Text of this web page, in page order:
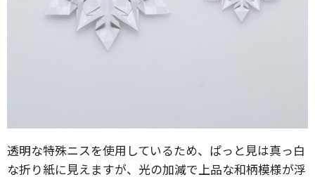
透明な特殊ニスを使用しているため、ぱっと見は真っ白
な折り紙に見えますが、光の加減で上品な和柄模様が浮